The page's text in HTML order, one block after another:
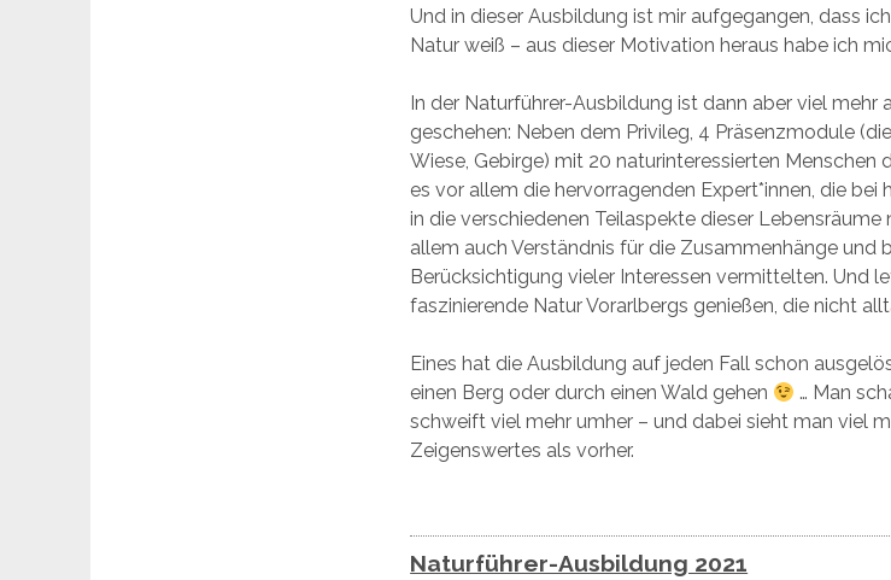
Und in dieser Ausbildung ist mir aufgegangen, dass
Natur weiß – aus dieser Motivation heraus habe ich
In der Naturführer-Ausbildung ist dann aber viel mehr
geschehen: Neben dem Privileg, 4 Präsenzmodule
Wiese, Gebirge) mit 20 naturinteressierten Menschen
es vor allem die hervorragenden Expert*innen, die
in die verschiedenen Teilaspekte dieser
allem auch Verständnis für die Zusammenhänge und
Berücksichtigung vieler Interessen vermittelten. Und
faszinierende Natur Vorarlbergs genießen, die nicht
Eines hat die Ausbildung auf jeden Fall schon
einen Berg oder durch einen Wald gehen
… Man
schweift viel mehr umher – und dabei sieht man viel
Zeigenswertes als vorher.
Naturführer-Ausbildung 2021